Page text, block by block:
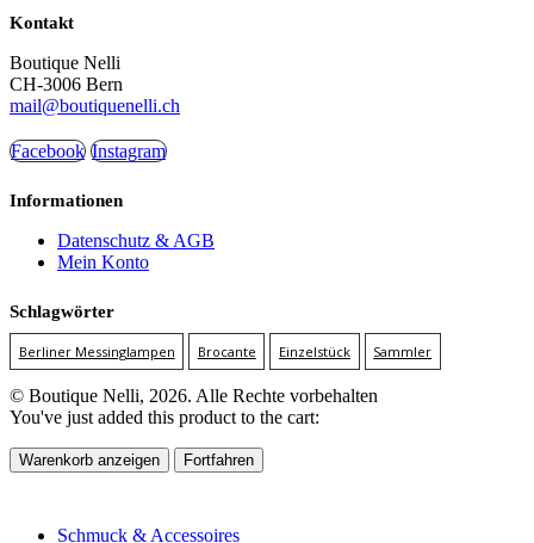
Kontakt
Boutique Nelli
CH-3006 Bern
mail@boutiquenelli.ch
Facebook Instagram
Informationen
Datenschutz & AGB
Mein Konto
Schlagwörter
Berliner Messinglampen Brocante Einzelstück Sammler
© Boutique Nelli, 2026. Alle Rechte vorbehalten
You've just added this product to the cart:
Warenkorb anzeigen Fortfahren
Schmuck & Accessoires